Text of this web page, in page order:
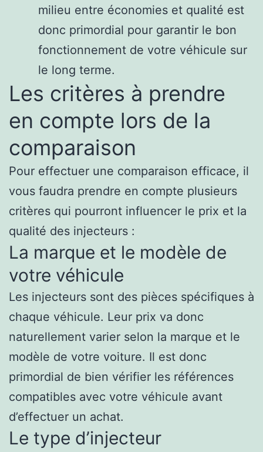
milieu entre économies et qualité est
donc primordial pour garantir le bon
fonctionnement de votre véhicule sur
le long terme.
Les critères à prendre
en compte lors de la
comparaison
Pour effectuer une comparaison efficace, il
vous faudra prendre en compte plusieurs
critères qui pourront influencer le prix et la
qualité des injecteurs :
La marque et le modèle de
votre véhicule
Les injecteurs sont des pièces spécifiques à
chaque véhicule. Leur prix va donc
naturellement varier selon la marque et le
modèle de votre voiture. Il est donc
primordial de bien vérifier les références
compatibles avec votre véhicule avant
d’effectuer un achat.
Le type d’injecteur